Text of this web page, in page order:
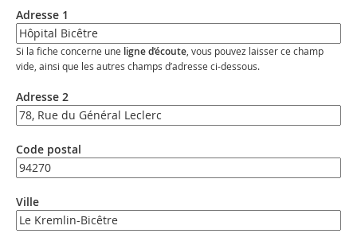
Adresse 1
Si la fiche concerne une ligne d’écoute , vous pouvez laisser ce champ
vide, ainsi que les autres champs d’adresse ci-dessous.
Adresse 2
Code postal
Ville